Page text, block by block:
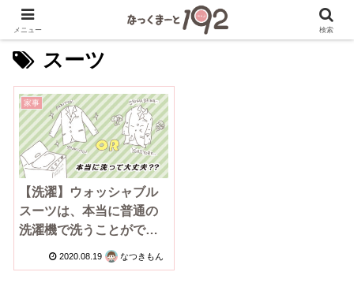
スーツ
家事
【洗濯】ウォッシャブル
スーツは、本当に普通の
洗濯機で洗うことができ
るのか？実践してみた
2020.08.19 なつきもん
メニュー 検索